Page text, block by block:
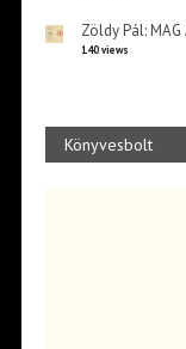
Zöldy Pál:
140 views
Könyvesbolt